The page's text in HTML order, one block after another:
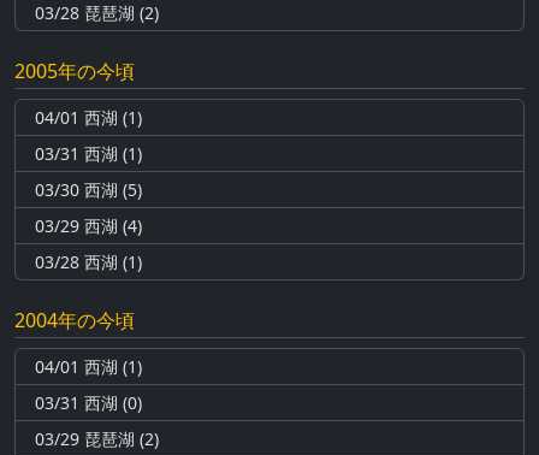
03/28 琵琶湖 (2)
2005年の今頃
04/01 西湖 (1)
03/31 西湖 (1)
03/30 西湖 (5)
03/29 西湖 (4)
03/28 西湖 (1)
2004年の今頃
04/01 西湖 (1)
03/31 西湖 (0)
03/29 琵琶湖 (2)